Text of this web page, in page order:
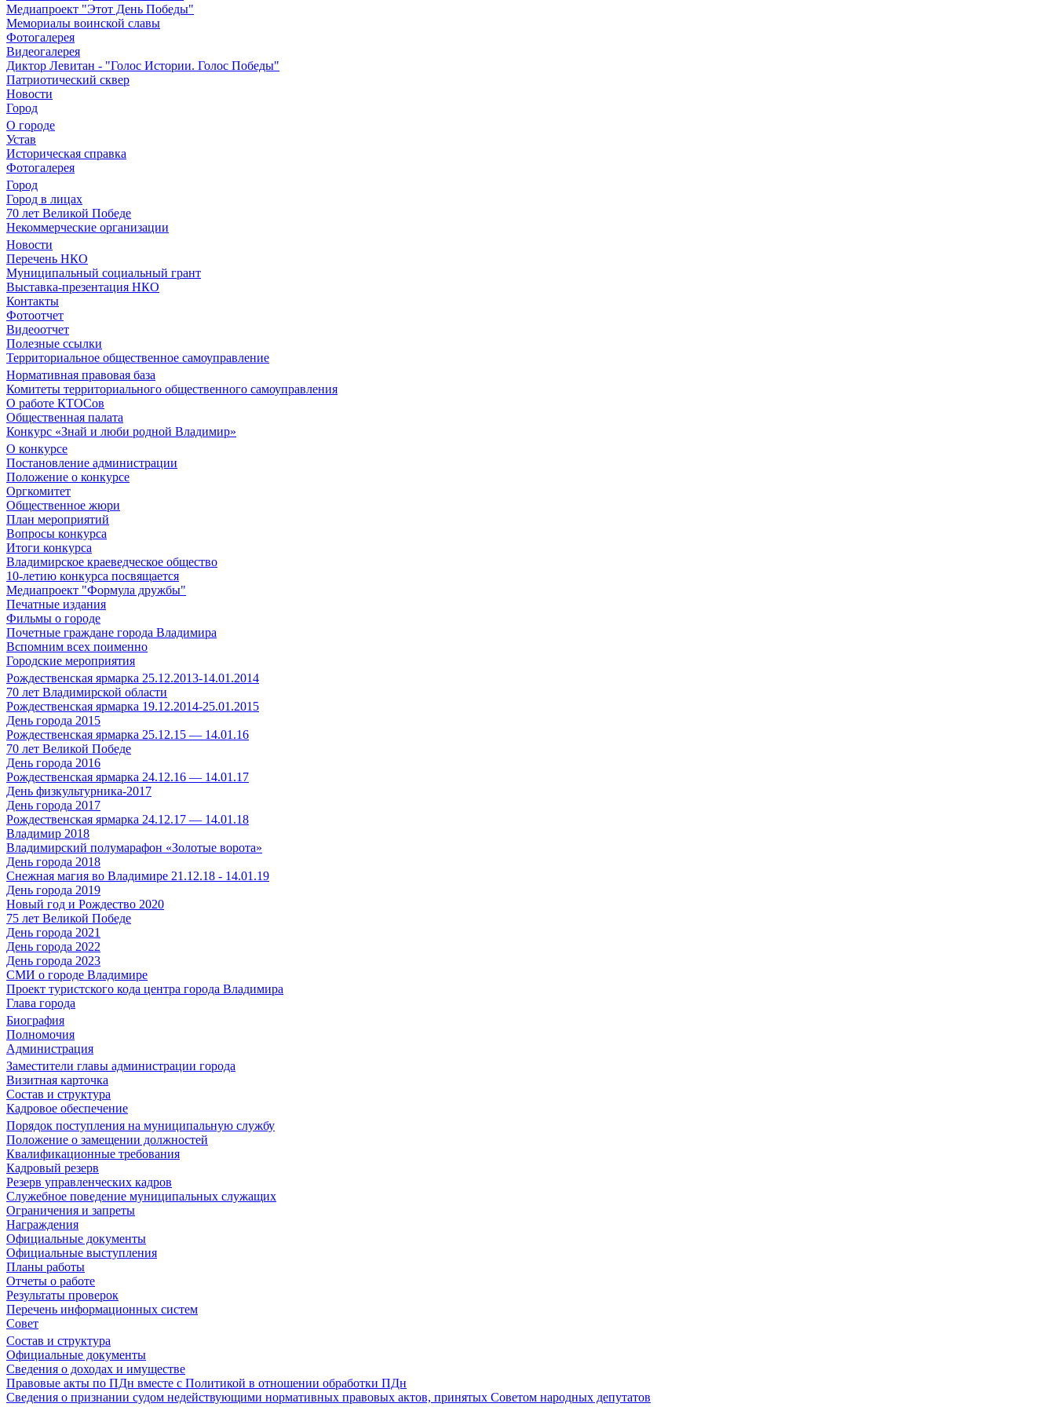
Медиапроект "Этот День Победы"
Мемориалы воинской славы
Фотогалерея
Видеогалерея
Диктор Левитан - "Голос Истории. Голос Победы"
Патриотический сквер
Новости
Город
О городе
Устав
Историческая справка
Фотогалерея
Город
Город в лицах
70 лет Великой Победе
Некоммерческие организации
Новости
Перечень НКО
Муниципальный социальный грант
Выставка-презентация НКО
Контакты
Фотоотчет
Видеоотчет
Полезные ссылки
Территориальное общественное самоуправление
Нормативная правовая база
Комитеты территориального общественного самоуправления
О работе КТОСов
Общественная палата
Конкурс «Знай и люби родной Владимир»
О конкурсе
Постановление администрации
Положение о конкурсе
Оргкомитет
Общественное жюри
План мероприятий
Вопросы конкурса
Итоги конкурса
Владимирское краеведческое общество
10-летию конкурса посвящается
Медиапроект "Формула дружбы"
Печатные издания
Фильмы о городе
Почетные граждане города Владимира
Вспомним всех поименно
Городские мероприятия
Рождественская ярмарка 25.12.2013-14.01.2014
70 лет Владимирской области
Рождественская ярмарка 19.12.2014-25.01.2015
День города 2015
Рождественская ярмарка 25.12.15 — 14.01.16
70 лет Великой Победе
День города 2016
Рождественская ярмарка 24.12.16 — 14.01.17
День физкультурника-2017
День города 2017
Рождественская ярмарка 24.12.17 — 14.01.18
Владимир 2018
Владимирский полумарафон «Золотые ворота»
День города 2018
Снежная магия во Владимире 21.12.18 - 14.01.19
День города 2019
Новый год и Рождество 2020
75 лет Великой Победе
День города 2021
День города 2022
День города 2023
СМИ о городе Владимире
Проект туристского кода центра города Владимира
Глава города
Биография
Полномочия
Администрация
Заместители главы администрации города
Визитная карточка
Состав и структура
Кадровое обеспечение
Порядок поступления на муниципальную службу
Положение о замещении должностей
Квалификационные требования
Кадровый резерв
Резерв управленческих кадров
Служебное поведение муниципальных служащих
Ограничения и запреты
Награждения
Официальные документы
Официальные выступления
Планы работы
Отчеты о работе
Результаты проверок
Перечень информационных систем
Совет
Состав и структура
Официальные документы
Сведения о доходах и имуществе
Правовые акты по ПДн вместе с Политикой в отношении обработки ПДн
Сведения о признании судом недействующими нормативных правовых актов, принятых Советом народных депутатов